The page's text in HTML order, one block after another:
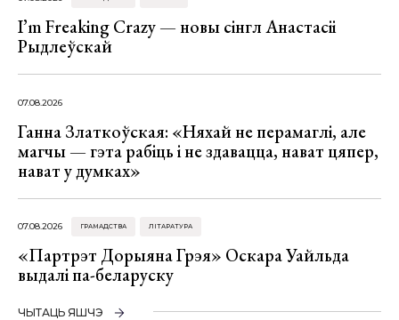
I’m Freaking Crazy — новы сінгл Анастасіі
Рыдлеўскай
07.08.2026
Ганна Златкоўская: «Няхай не перамаглі, але
магчы — гэта рабіць і не здавацца, нават цяпер,
нават у думках»
07.08.2026 ГРАМАДСТВА ЛІТАРАТУРА
«Партрэт Дорыяна Грэя» Оскара Уайльда
выдалі па-беларуску
ЧЫТАЦЬ ЯШЧЭ